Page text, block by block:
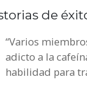
de
“Varios
adicto a la
habilidad para